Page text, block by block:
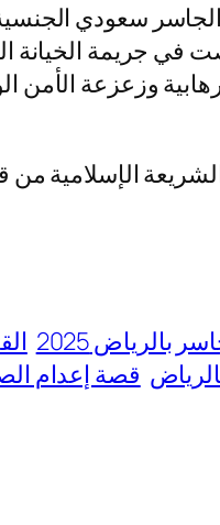
حيث تلخصت في جريمة
وزعزعة الأمن
الإسلامية من
بالرياض 2025
قصة إعدام